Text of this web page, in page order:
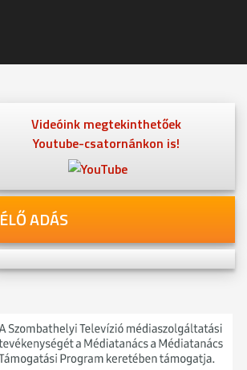
Videóink megtekinthetőek
Youtube-csatornánkon is!
ÉLŐ ADÁS